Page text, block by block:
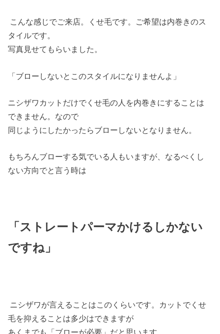
こんな感じでご来店。くせ毛です。ご希望は内巻きのス
タイルです。
写真見せてもらいました。
「ブローしないとこのスタイルになりませんよ」
ニシザワカットだけでくせ毛の人を内巻きにすることは
できません。なので
同じようにしたかったらブローしないとなりません。
もちろんブローする気でいる人もいますが、なるべくし
ない方向でと言う時は
「ストレートパーマかけるしかない
ですね」
ニシザワが言えることはこのくらいです。カットでくせ
毛を抑えることは多少はできますが
あくまでも「ブローが必要」だと思います。